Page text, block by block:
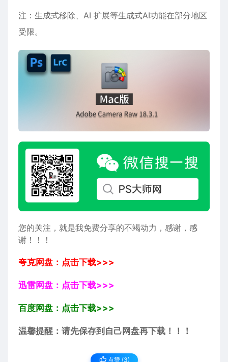
注：生成式移除、AI 扩展等生成式AI功能在部分地区
受限。
您的关注，就是我免费分享的不竭动力，感谢，感
谢！！！
夸克网盘：点击下载>>>
迅雷网盘：点击下载>>>
百度网盘：点击下载>>>
温馨提醒：请先保存到自己网盘再下载！！！
点赞 (3)